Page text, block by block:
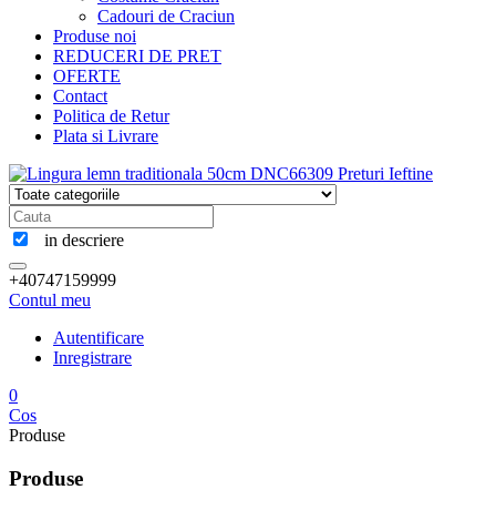
Cadouri de Craciun
Produse noi
REDUCERI DE PRET
OFERTE
Contact
Politica de Retur
Plata si Livrare
in descriere
+40747159999
Contul meu
Autentificare
Inregistrare
0
Cos
Produse
Produse